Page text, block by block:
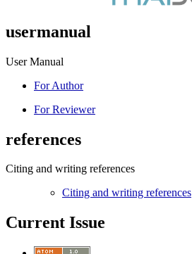
usermanual
User Manual
For Author
For Reviewer
references
Citing and writing references
Citing and writing references
Current Issue